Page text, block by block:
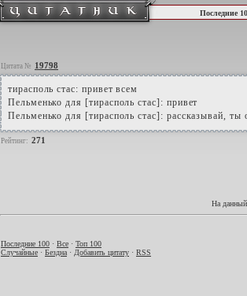
Последние
Цитата № 19798
тирасполь стас: привет всем
Пельменько для [тирасполь стас]: привет
Пельменько для [тирасполь стас]: рассказывай, ты
Рейтинг: 271
На
Последние 100 · Все · Топ 100
Случайные · Бездна · Добавить цитату · RSS